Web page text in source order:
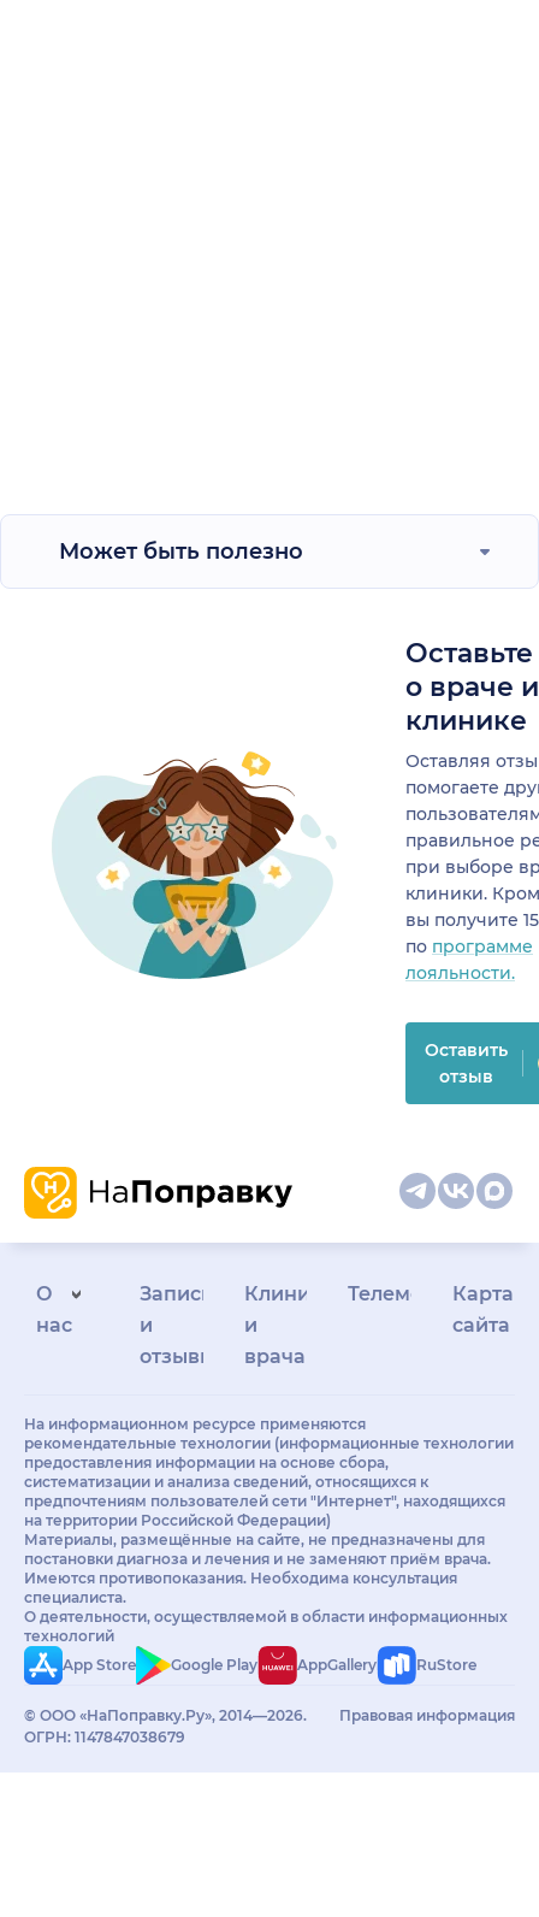
Может быть полезно
о враче
клинике
Оставляя
помогаете
правильное
при выборе
клиники.
вы получите
по программе
лояльности.
Оставить
отзыв
О
нас
Запись
и
отзывы
Клиникам
и
врачам
Телемедицина
Карта
сайта
На информационном ресурсе применяются
рекомендательные технологии (информационные технологии
предоставления информации на основе сбора,
систематизации и анализа сведений, относящихся к
предпочтениям пользователей сети "Интернет", находящихся
на территории Российской Федерации)
Материалы, размещённые на сайте, не предназначены для
постановки диагноза и лечения и не заменяют приём врача.
Имеются противопоказания. Необходима консультация
специалиста.
О деятельности, осуществляемой в области информационных
технологий
App Store
Google Play AppGallery RuStore
© ООО «НаПоправку.Ру», 2014—2026.
ОГРН: 1147847038679
Правовая информация